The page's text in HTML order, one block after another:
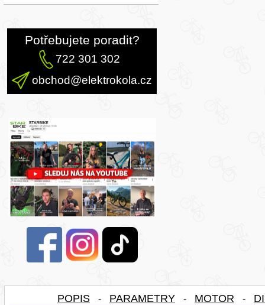
Potřebujete poradit?
722 301 302
obchod@elektrokola.cz
POPIS - PARAMETRY - MOTOR -